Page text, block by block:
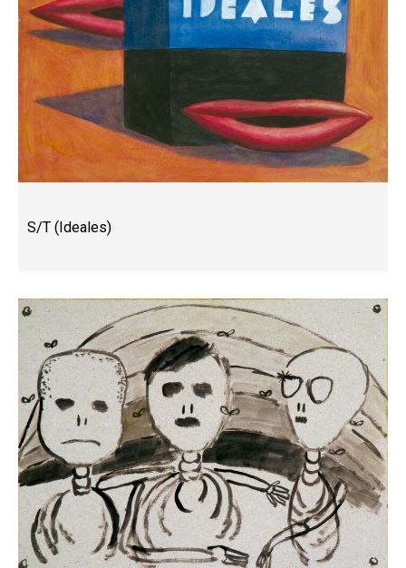
S/T (Ideales)